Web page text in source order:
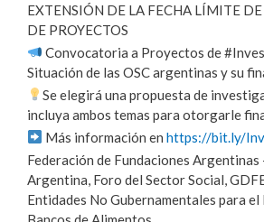
EXTENSIÓN DE LA FECHA LÍMITE
DE PROYECTOS
Convocatoria a Proyectos de
Situación de las OSC argentinas y su
Se elegirá una propuesta de
incluya ambos temas para otorgarle
Más información enhttps://bit.ly/
Federación de Fundaciones Argentinas
Argentina, Foro del Sector Social,
Entidades No Gubernamentales para